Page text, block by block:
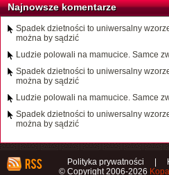
Najnowsze komentarze
Spadek dzietności to uniwersalny
można by sądzić
Ludzie polowali na mamucice. Samce
Spadek dzietności to uniwersalny
można by sądzić
Ludzie polowali na mamucice. Samce
Spadek dzietności to uniwersalny
można by sądzić
Polityka prywatności
© Copyright 2006-2026